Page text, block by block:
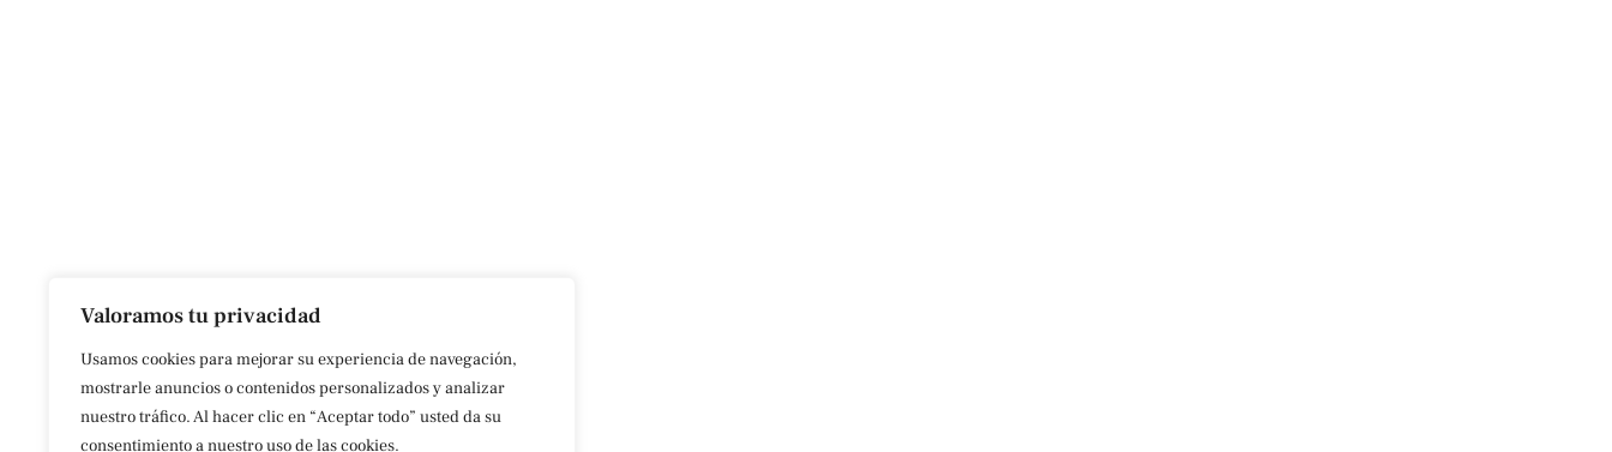
Valoramos tu privacidad
Usamos cookies para mejorar su experiencia de navegación,
mostrarle anuncios o contenidos personalizados y analizar
nuestro tráfico. Al hacer clic en “Aceptar todo” usted da su
consentimiento a nuestro uso de las cookies.